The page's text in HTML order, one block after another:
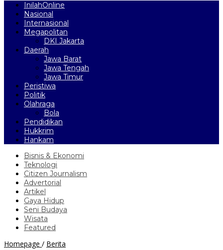
InilahOnline
Nasional
Internasional
Megapolitan
DKI Jakarta
Daerah
Jawa Barat
Jawa Tengah
Jawa Timur
Peristiwa
Politik
Olahraga
Bola
Pendidikan
Hukkrim
Hankam
Bisnis & Ekonomi
Teknologi
Citizen Journalism
Advertorial
Artikel
Gaya Hidup
Seni Budaya
Wisata
Featured
Homepage / Berita